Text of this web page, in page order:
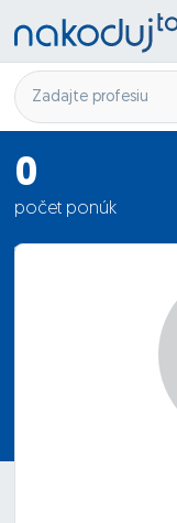
0
počet ponúk
13.05.2012